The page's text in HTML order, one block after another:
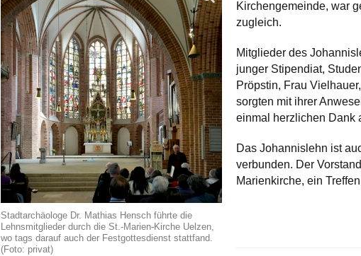
Stadtarchäologe Dr. Mathias Hensch führte die
Lehnsmitglieder durch die St.-Marien-Kirche Uelzen,
wo tags darauf auch der Festgottesdienst stattfand.
(Foto: privat)
Kirchengemeinde, war
zugleich.
Mitglieder des
junger Stipendiat,
Pröpstin, Frau
sorgten mit ihrer
einmal herzlichen Dank
Das Johannislehn ist
verbunden. Der
Marienkirche, ein